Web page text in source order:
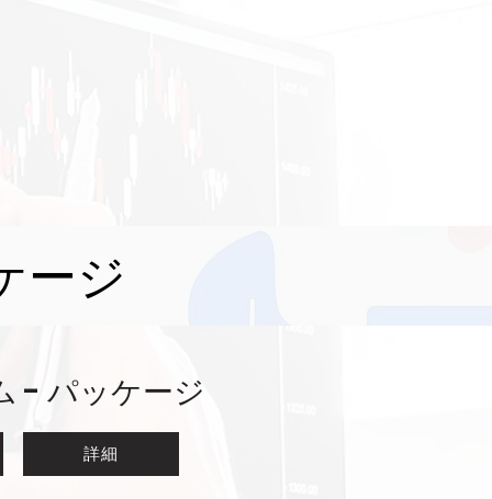
ージ
- パッケージ
詳細